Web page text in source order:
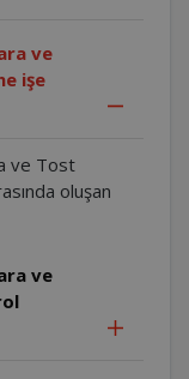
ve
işe
ve Tost
oluşan
ve